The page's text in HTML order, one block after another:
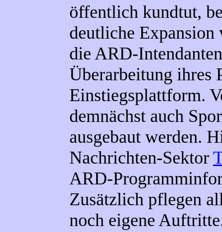
öffentlich kundtut,
deutliche
die ARD-
Überarbeitung ihres
Einstiegsplattform.
demnächst auch
ausgebaut werden.
Nachrichten-Sektor
ARD-
Zusätzlich pflegen
noch eigene